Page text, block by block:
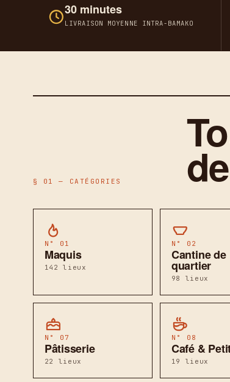
30 minutes
LIVRAISON MOYENNE INTRA-BAMAKO
§ 01 — CATÉGORIES
N° 01
Maquis
142 lieux
N° 02
Cantine de
quartier
98 lieux
N° 07
Pâtisserie
22 lieux
N° 08
Café &
19 lieux